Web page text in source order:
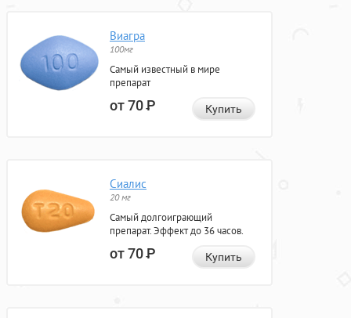
Виагра
100мг
Самый известный в мире
препарат
от 70Р Купить
Сиалис
20 мг
Самый долгоиграющий
препарат. Эффект до 36 часов.
от 70Р Купить